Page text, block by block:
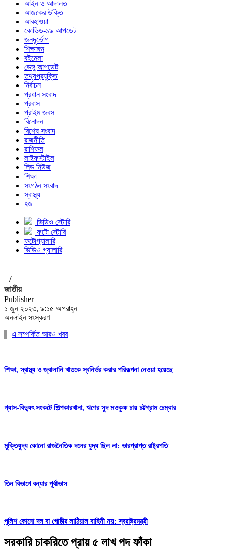
আইন ও আদালত
আজকের উক্তি
আবহাওয়া
কোভিড-১৯ আপডেট
জনদূর্ভোগ
শিক্ষাঙ্গন
বইমেলা
ডেঙ্গু আপডেট
তথ্যপ্রযুক্তি
নির্বাচন
প্রধান সংবাদ
প্রবাস
প্রাইম জবস
বিনোদন
বিশেষ সংবাদ
রাজনীতি
রাশিফল
লাইফস্টাইল
লিড নিউজ
শিক্ষা
সংগঠন সংবাদ
স্বাস্থ্য
হজ
ভিডিও স্টোরি
ফটো স্টোরি
ফটোগ্যালারি
ভিডিও গ্যালারি
/
জাতীয়
Publisher
১ জুন ২০২৩, ৯:১৫ অপরাহ্ন
অনলাইন সংস্করণ
এ সম্পর্কিত আরও খবর
শিক্ষা, স্বাস্থ্য ও জ্বালানি খাতকে স্বনির্ভর করার পরিকল্পনা নেওয়া হয়েছে
গ্যাস-বিদ্যুৎ সংকটে শিল্পকারখানা, ঋণের সুদ মওকুফ চায় চট্টগ্রাম চেম্বার
মুক্তিযুদ্ধ কোনো রাজনৈতিক দলের যুদ্ধ ছিল না: ভারপ্রাপ্ত রাষ্ট্রপতি
তিন বিভাগে বন্যার পূর্বাভাস
পুলিশ কোনো দল বা গোষ্ঠীর লাঠিয়াল বাহিনী নয়: স্বরাষ্ট্রমন্ত্রী
সরকারি চাকরিতে প্রায় ৫ লাখ পদ ফাঁকা